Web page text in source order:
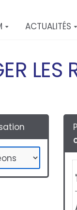
ACTUALITÉS
LES